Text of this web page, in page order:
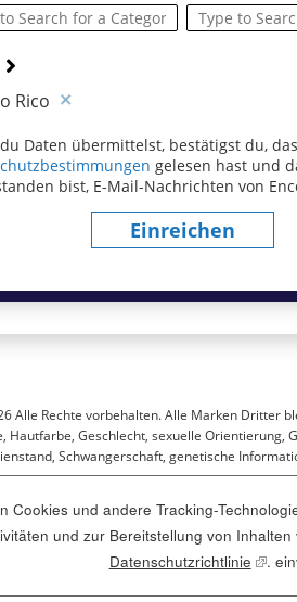
Rico
Daten übermittelst, bestätigst du,
(dieser Inhalt
gelesen hast und
bist, E-Mail-Nachrichten von
Einreichen
Alle Rechte vorbehalten. Alle Marken Dritter
Hautfarbe, Geschlecht, sexuelle
Schwangerschaft, genetische
Cookies und andere Tracking-
und zur Bereitstellung von
Datenschutzrichtlinie
.